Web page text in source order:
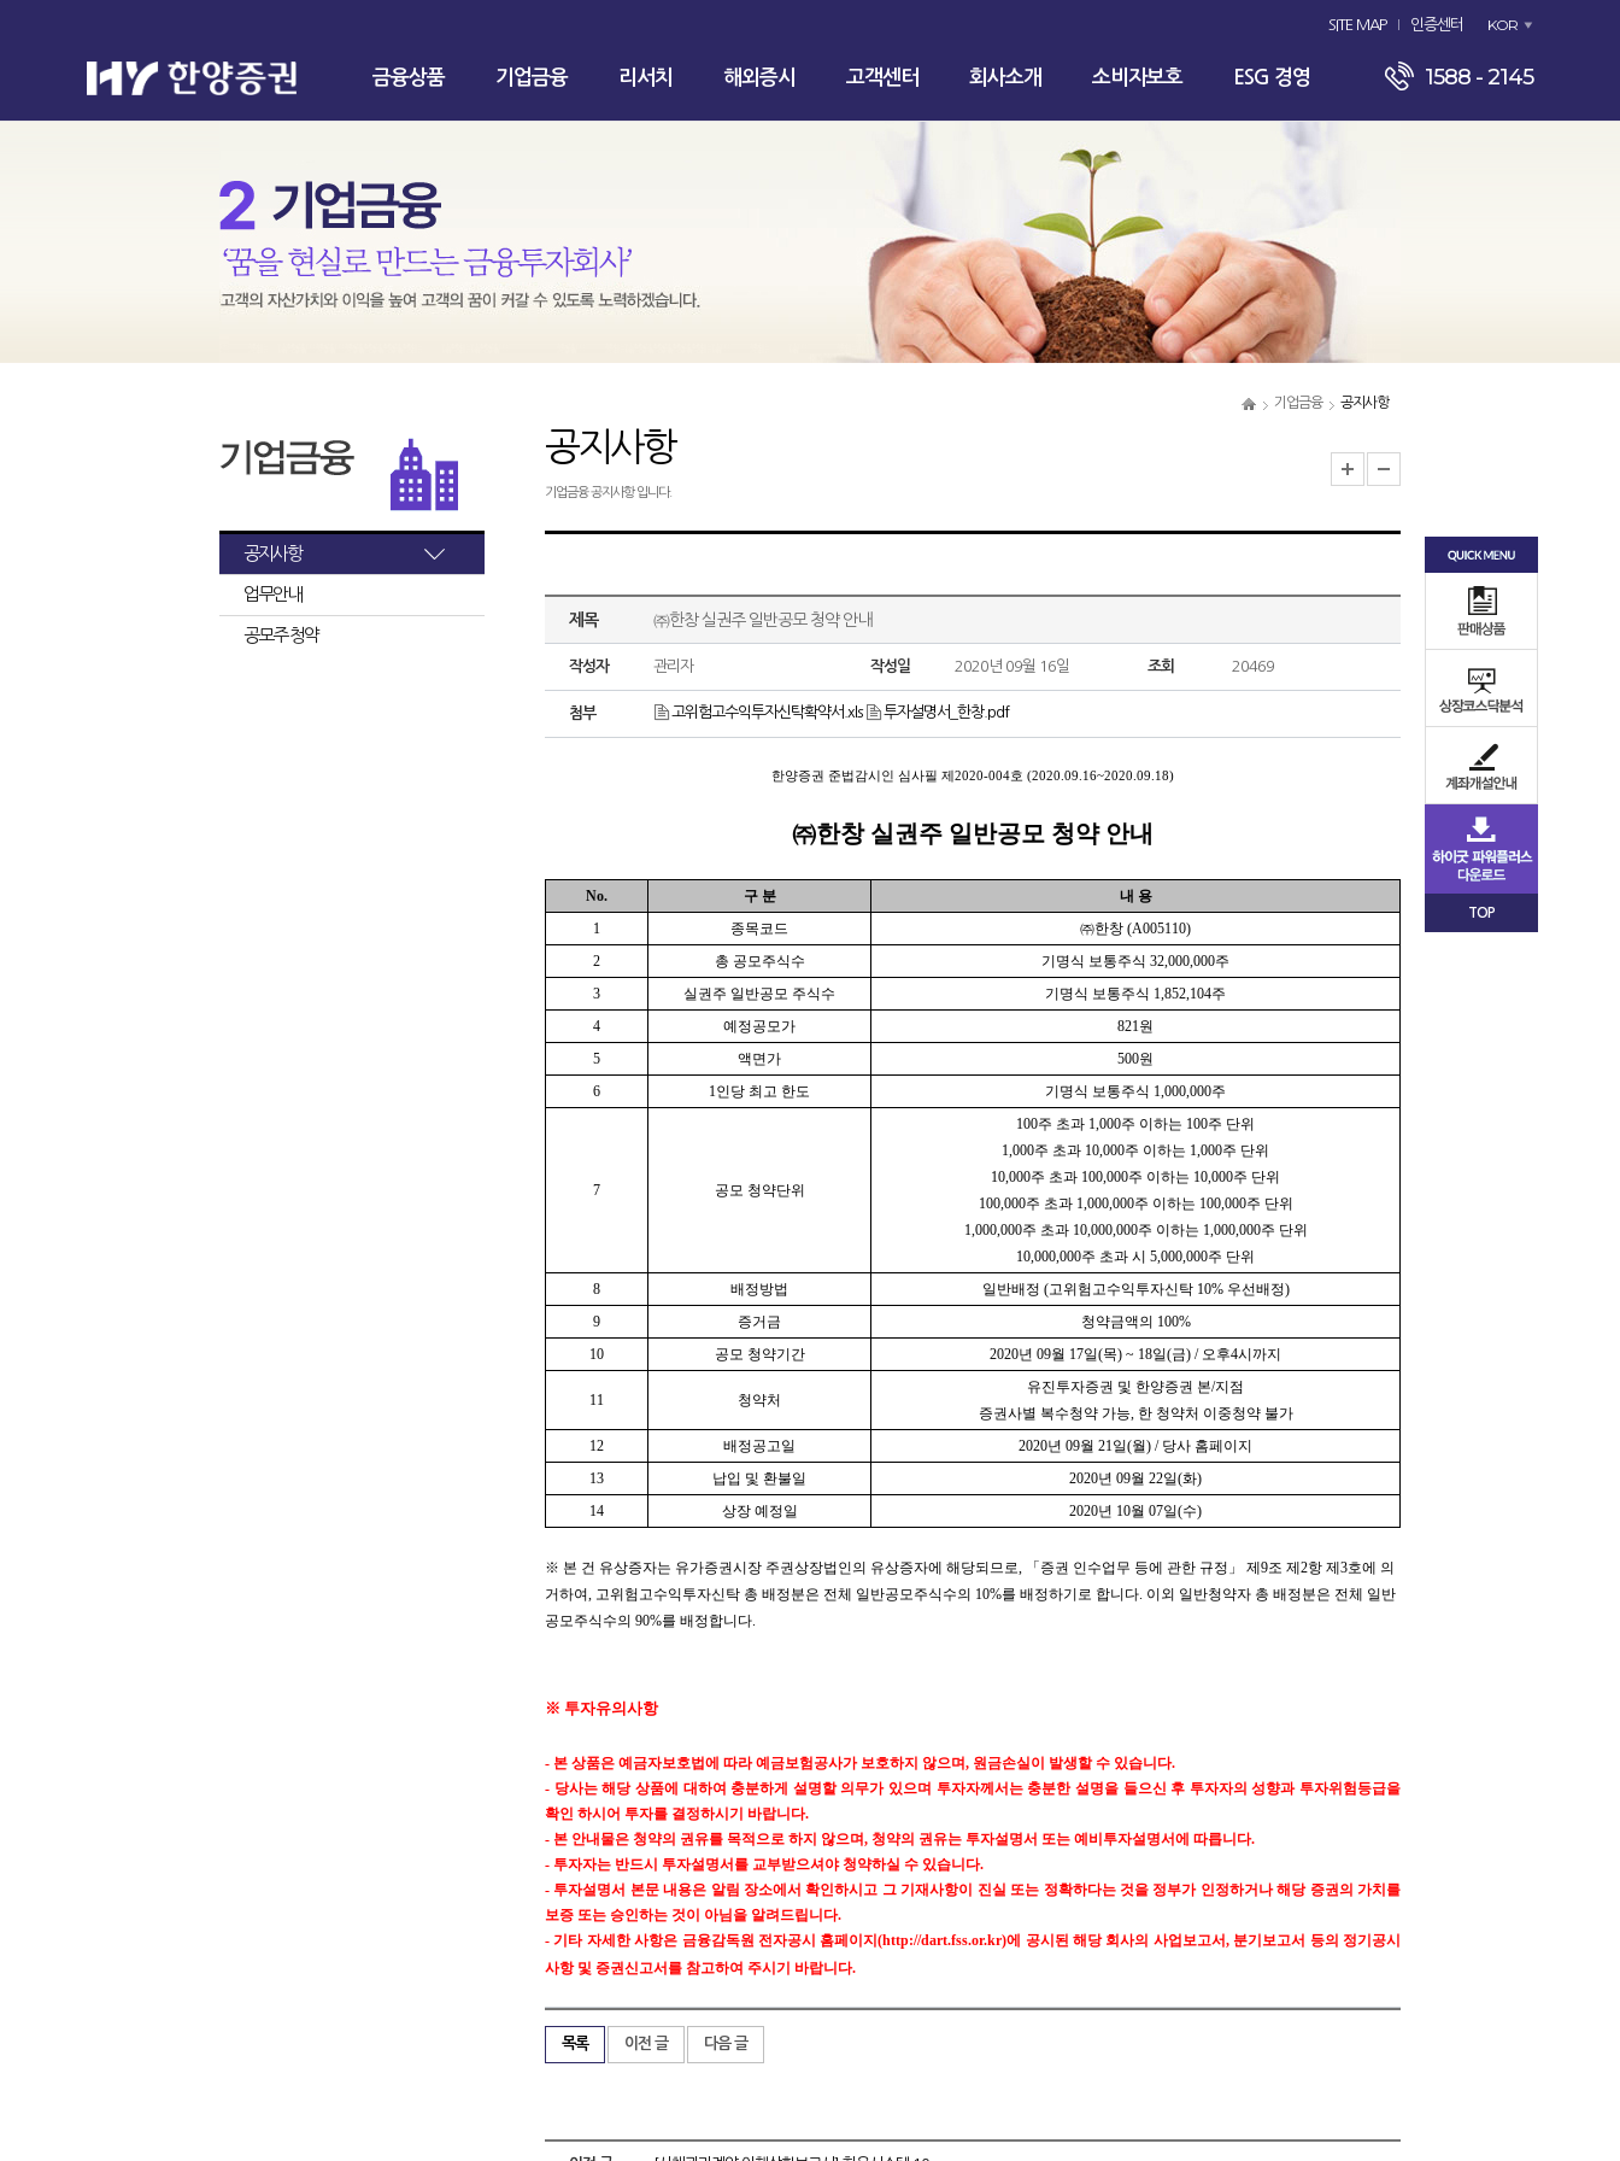
SITE MAP 인증센터 KOR
금융상품 기업금융 리서치 해외증시 고객센터 회사소개 소비자보호 ESG 경영 1588 - 2145
기업금융 공지사항
공지사항
업무안내
공모주 청약
공지사항
기업금융 공지사항 입니다.
제목 ㈜한창 실권주 일반공모 청약 안내
작성자 관리자 작성일 2020년 09월 16일 조회 20469
첨부 고위험고수익투자신탁확약서.xls 투자설명서_한창.pdf
한양증권 준법감시인 심사필 제2020-004호 (2020.09.16~2020.09.18)
㈜한창 실권주 일반공모 청약 안내
No. 구 분
내 용
1
종목코드
㈜한창 (A005110)
2
총 공모주식수
기명식 보통주식 32,000,000주
3
실권주 일반공모 주식수
기명식 보통주식 1,852,104주
4
예정공모가
821원
5
액면가
500원
6
1인당 최고 한도 기명식 보통주식 1,000,000주
7 공모 청약단위
100주 초과 1,000주 이하는 100주 단위
1,000주 초과 10,000주 이하는 1,000주 단위
10,000주 초과 100,000주 이하는 10,000주 단위
100,000주 초과 1,000,000주 이하는 100,000주 단위
1,000,000주 초과 10,000,000주 이하는 1,000,000주 단위
10,000,000주 초과 시 5,000,000주 단위
8
배정방법
일반배정 (고위험고수익투자신탁 10% 우선배정)
9
증거금
청약금액의 100%
10
공모 청약기간 2020년 09월 17일(목) ~ 18일(금) / 오후4시까지
11 청약처
유진투자증권 및 한양증권 본/지점
증권사별 복수청약 가능, 한 청약처 이중청약 불가
12
배정공고일
2020년 09월 21일(월) / 당사 홈페이지
13
납입 및 환불일
2020년 09월 22일(화)
14
상장 예정일 2020년 10월 07일(수)
※ 본 건 유상증자는 유가증권시장 주권상장법인의 유상증자에 해당되므로, 「증권 인수업무 등에 관한 규정」 제9조 제2항 제3호에 의
거하여, 고위험고수익투자신탁 총 배정분은 전체 일반공모주식수의 10%를 배정하기로 합니다. 이외 일반청약자 총 배정분은 전체 일반
공모주식수의 90%를 배정합니다.
※ 투자유의사항
- 본 상품은 예금자보호법에 따라 예금보험공사가 보호하지 않으며, 원금손실이 발생할 수 있습니다.
- 당사는 해당 상품에 대하여 충분하게 설명할 의무가 있으며 투자자께서는 충분한 설명을 들으신 후 투자자의 성향과 투자위험등급을
확인 하시어 투자를 결정하시기 바랍니다.
- 본 안내물은 청약의 권유를 목적으로 하지 않으며, 청약의 권유는 투자설명서 또는 예비투자설명서에 따릅니다.
- 투자자는 반드시 투자설명서를 교부받으셔야 청약하실 수 있습니다.
- 투자설명서 본문 내용은 알림 장소에서 확인하시고 그 기재사항이 진실 또는 정확하다는 것을 정부가 인정하거나 해당 증권의 가치를
보증 또는 승인하는 것이 아님을 알려드립니다.
- 기타 자세한 사항은 금융감독원 전자공시 홈페이지(http://dart.fss.or.kr)에 공시된 해당 회사의 사업보고서, 분기보고서 등의 정기공시
사항 및 증권신고서를 참고하여 주시기 바랍니다.
목록 이전 글 다음 글
TOP